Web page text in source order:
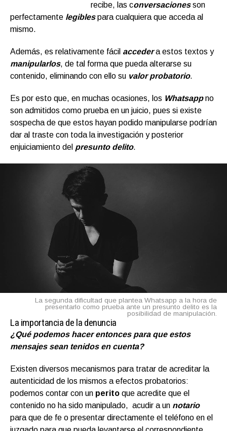
recibe, las conversacionesson
perfectamente legibles para cualquiera que acceda al
mismo.
Además, es relativamente fácil accedera estos textos y
manipularlos, de tal forma que pueda alterarse su
contenido, eliminando con ello su valor probatorio.
Es por esto que, en muchas ocasiones, los Whatsappno
son admitidos como prueba en un juicio, pues si existe
sospecha de que estos hayan podido manipularse podrían
dar al traste con toda la investigación y posterior
enjuiciamiento del presunto delito.
La segunda dificultad que plantea Whatsapp a la hora de
presentarlo como prueba ante un presunto delito es la
posibilidad de manipulación.
La importancia de la denuncia
¿Qué podemos hacer entonces para que estos
mensajes sean tenidos en cuenta?
Existen diversos mecanismos para tratar de acreditar la
autenticidad de los mismos a efectos probatorios:
podemos contar con un perito que acredite que el
contenido no ha sido manipulado, acudir a un notario
para que de fe o presentar directamente el teléfono en el